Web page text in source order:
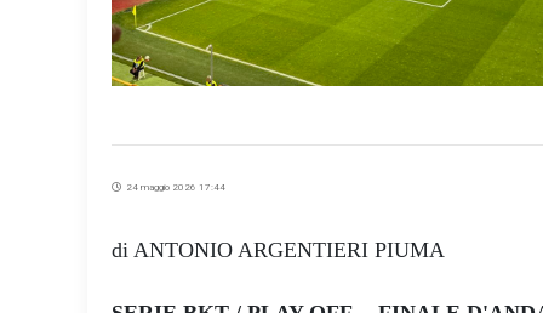
24 maggio 2026 17:44
di ANTONIO ARGENTIERI PIUMA